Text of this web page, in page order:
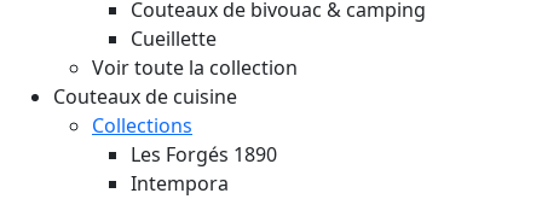
Couteaux de bivouac & camping
Cueillette
Voir toute la collection
Couteaux de cuisine
Collections
Les Forgés 1890
Intempora